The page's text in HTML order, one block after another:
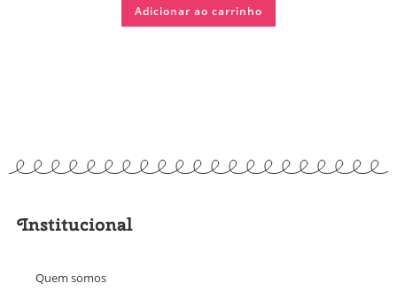
Adicionar ao carrinho
Institucional
Quem somos